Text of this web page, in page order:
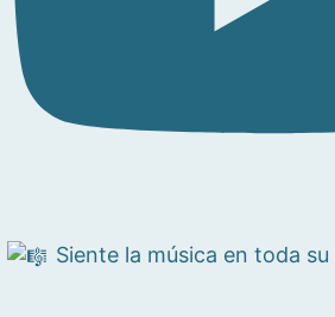
Siente la música en toda